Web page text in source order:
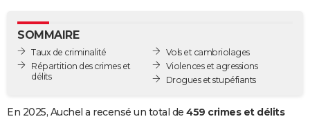
GUIDES D'ACHAT
BONS PLANS
SOMMAIRE
Taux de criminalité
Répartition des crimes et
délits
Vols et cambriolages
Violences et agressions
Drogues et stupéfiants
En 2025, Auchel a recensé un total de 459 crimes et délits